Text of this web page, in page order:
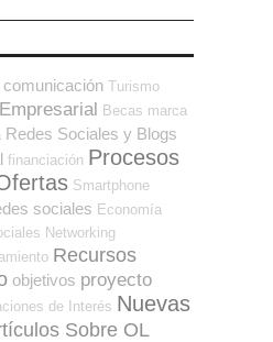
comunicación Turismo
Becas marca
Redes Sociales y Blogs
financiación Procesos
Smartphone
sociales Economía
Networking
Recursos
objetivos proyecto
de Interés Nuevas
Sobre OL